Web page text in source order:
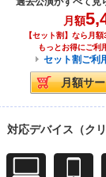
月額
【セット割】なら月
もっとお得にご利
セット割ご利
対応デバイス（ク